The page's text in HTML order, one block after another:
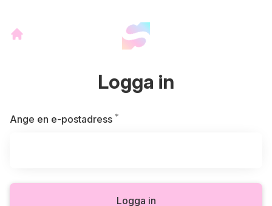
Logga in
Ange en e-postadress *
Logga in